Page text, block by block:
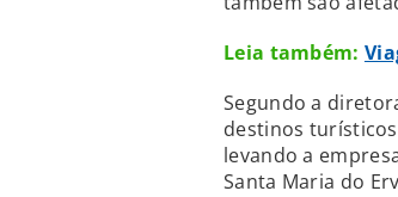
Leia também:
Segundo a
destinos
levando a
Santa Maria do